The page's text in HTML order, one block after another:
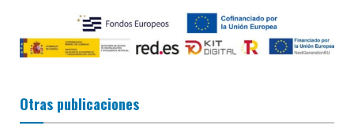
Otras publicaciones